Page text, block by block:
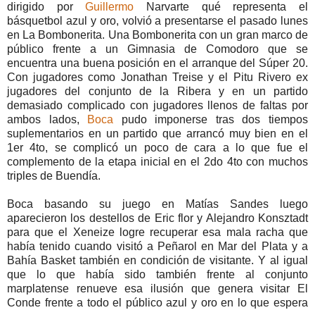
dirigido porGuillermo Narvarte qué representa el
básquetbol azul y oro, volvió a presentarse el pasado lunes
en La Bombonerita. Una Bombonerita con un gran marco de
público frente a un Gimnasia de Comodoro que se
encuentra una buena posición en el arranque del Súper 20.
Con jugadores como Jonathan Treise y el Pitu Rivero ex
jugadores del conjunto de la Ribera y en un partido
demasiado complicado con jugadores llenos de faltas por
ambos lados,
Boca pudo imponerse tras dos tiempos
suplementarios en un partido que arrancó muy bien en el
1er 4to, se complicó un poco de cara a lo que fue el
complemento de la etapa inicial en el 2do 4to con muchos
triples de Buendía.
Boca basando su juego en Matías Sandes luego
aparecieron los destellos de Eric flor y Alejandro Konsztadt
para que el Xeneize logre recuperar esa mala racha que
había tenido cuando visitó a Peñarol en Mar del Plata y a
Bahía Basket también en condición de visitante. Y al igual
que lo que había sido también frente al conjunto
marplatense renueve esa ilusión que genera visitar El
Conde frente a todo el público azul y oro en lo que espera